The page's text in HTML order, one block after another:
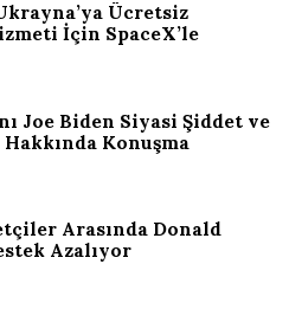
Ücretsiz
İçin SpaceX’le
Joe Biden Siyasi Şiddet ve
Konuşma
Arasında Donald
Azalıyor